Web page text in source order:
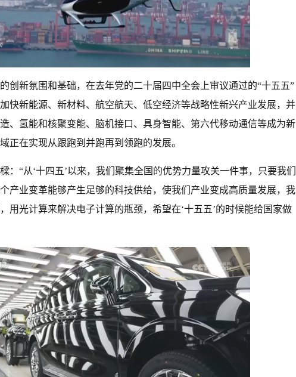
创新氛围和基础，在去年党的二十届四中全会上审议通过的“十五五”
快新能源、新材料、航空航天、低空经济等战略性新兴产业发展，并
、氢能和核聚变能、脑机接口、具身智能、第六代移动通信等成为新
正在实现从跟跑到并跑再到领跑的发展。
：“从‘十四五’以来，我们聚集全国的优势力量攻关一件事，只要我们
产业变革能够产生足够的科技供给，使我们产业变成高质量发展，我
用光计算来解决电子计算的瓶颈，希望在‘十五五’的时候能给国家做